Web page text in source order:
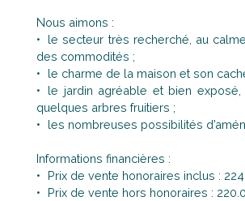
Nous aimons :
le secteur très recherché, au
des commodités ;
le charme de la maison et son
le jardin agréable et bien exposé,
quelques arbres fruitiers ;
les nombreuses possibilités
Informations financières :
Prix de vente honoraires inclus :
Prix de vente hors honoraires :